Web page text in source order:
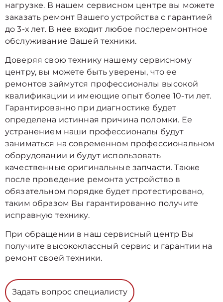
нагрузке. В нашем сервисном центре вы можете
заказать ремонт Вашего устройства с гарантией
до 3-х лет. В нее входит любое послеремонтное
обслуживание Вашей техники.
Доверяя свою технику нашему сервисному
центру, вы можете быть уверены, что ее
ремонтов займутся профессионалы высокой
квалификации и имеющие опыт более 10-ти лет.
Гарантированно при диагностике будет
определена истинная причина поломки. Ее
устранением наши профессионалы будут
заниматься на современном профессиональном
оборудовании и будут использовать
качественные оригинальные запчасти. Также
после проведение ремонта устройство в
обязательном порядке будет протестировано,
таким образом Вы гарантированно получите
исправную технику.
При обращении в наш сервисный центр Вы
получите высококлассный сервис и гарантии на
ремонт своей техники.
Задать вопрос специалисту